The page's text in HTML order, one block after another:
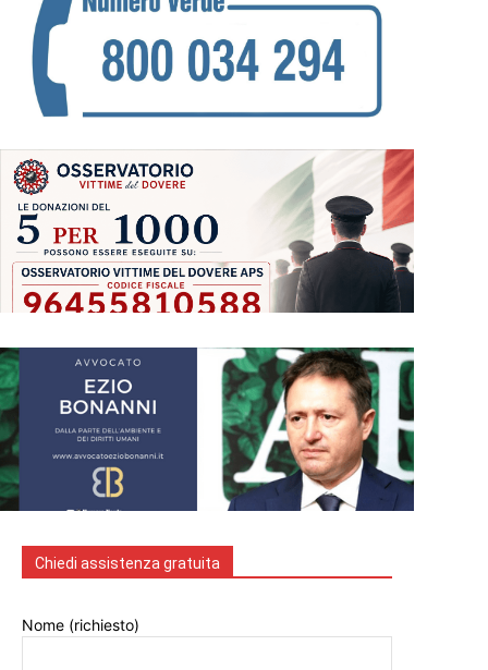
Chiedi assistenza gratuita
Nome (richiesto)